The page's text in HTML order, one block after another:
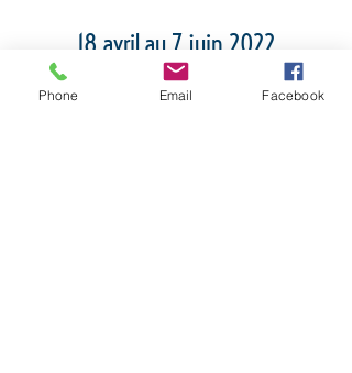
18 avril au 7 juin 2022
8 semaines
Phone Email Facebook